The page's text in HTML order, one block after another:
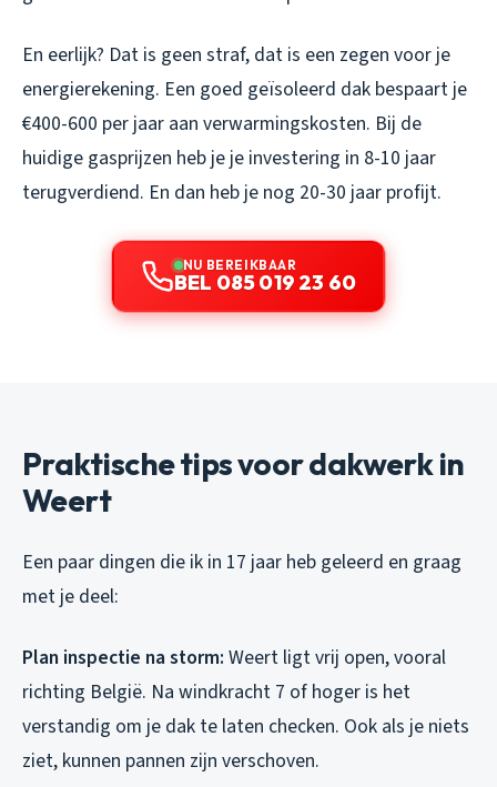
En eerlijk? Dat is geen straf, dat is een zegen voor je
energierekening. Een goed geïsoleerd dak bespaart je
€400-600 per jaar aan verwarmingskosten. Bij de
huidige gasprijzen heb je je investering in 8-10 jaar
terugverdiend. En dan heb je nog 20-30 jaar profijt.
NU BEREIKBAAR
BEL 085 019 23 60
Praktische tips voor dakwerk in
Weert
Een paar dingen die ik in 17 jaar heb geleerd en graag
met je deel:
Plan inspectie na storm: Weert ligt vrij open, vooral
richting België. Na windkracht 7 of hoger is het
verstandig om je dak te laten checken. Ook als je niets
ziet, kunnen pannen zijn verschoven.